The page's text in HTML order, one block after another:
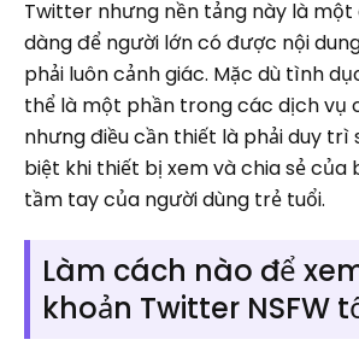
Twitter nhưng nền tảng này là
dàng để người lớn có được nội
phải luôn cảnh giác. Mặc dù tình
thể là một phần trong các dịch vụ
nhưng điều cần thiết là phải duy trì
biệt khi thiết bị xem và chia sẻ của
tầm tay của người dùng trẻ tuổi.
Làm cách nào để
khoản Twitter NSFW